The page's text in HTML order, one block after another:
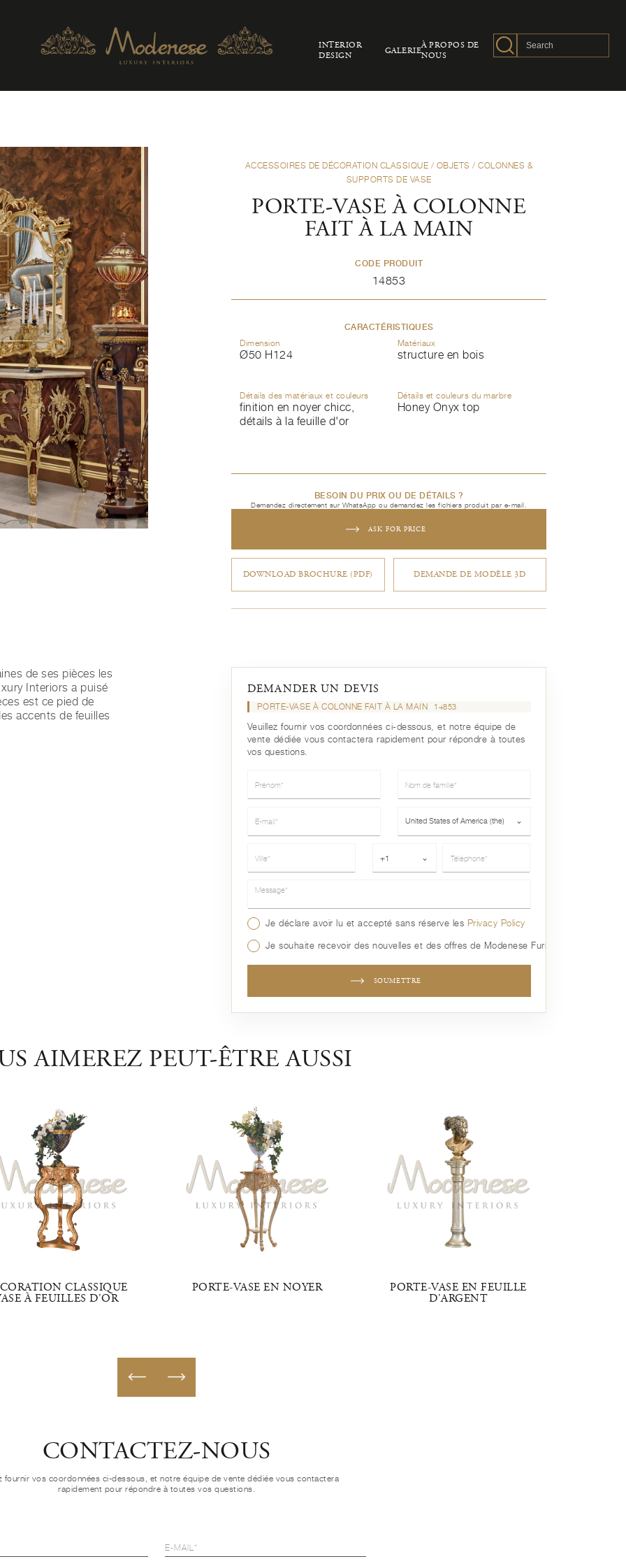
INTERIOR
DESIGN
GALERIE
À PROPOS DE
NOUS
ACCESSOIRES DE DÉCORATION CLASSIQUE / OBJETS /COLONNES &
SUPPORTS DE VASE
PORTE-VASE À COLONNE
FAIT À LA MAIN
CODE PRODUIT
14853
CARACTÉRISTIQUES
Dimension
Ø50 H124
Matériaux
structure en bois
Détails des matériaux et couleurs
finition en noyer chicc,
détails à la feuille d'or
Détails et couleurs du marbre
Honey Onyx top
BESOIN DU PRIX OU DE DÉTAILS ?
Demandez directement sur WhatsApp ou demandez les fichiers produit par e-mail.
ASK FOR PRICE
DOWNLOAD BROCHURE (PDF) DEMANDE DE MODÈLE 3D
de ses pièces les
Interiors a puisé
est ce pied de
accents de feuilles
DEMANDER UN DEVIS
PORTE-VASE À COLONNE FAIT À LA MAIN 14853
Veuillez fournir vos coordonnées ci-dessous, et notre équipe de
vente dédiée vous contactera rapidement pour répondre à toutes
vos questions.
United States of America (the) ⌄
+1 ⌄
Message*
Je déclare avoir lu et accepté sans réserve les Privacy Policy
Je souhaite recevoir des nouvelles et des offres de Modenese Furniture
SOUMETTRE
AIMEREZ PEUT-ÊTRE AUSSI
CLASSIQUE
À FEUILLES D'OR
PORTE-VASE EN NOYER
PORTE-VASE EN FEUILLE
D'ARGENT
CONTACTEZ-NOUS
fournir vos coordonnées ci-dessous, et notre équipe de vente dédiée vous contactera
rapidement pour répondre à toutes vos questions.